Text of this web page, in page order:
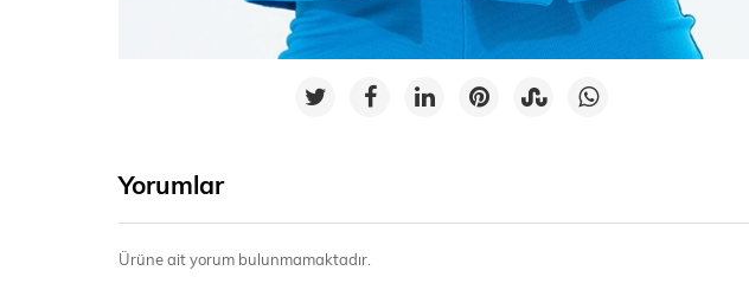
Yorumlar
Ürüne ait yorum bulunmamaktadır.